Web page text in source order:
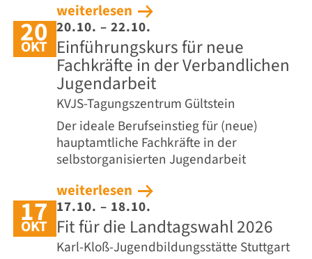
weiterlesen
20
OKT
20.10. – 22.10.
Einführungskurs für neue
Fachkräfte in der Verbandlichen
Jugendarbeit
KVJS-Tagungszentrum Gültstein
Der ideale Berufseinstieg für (neue)
hauptamtliche Fachkräfte in der
selbstorganisierten Jugendarbeit
weiterlesen
17
OKT
17.10. – 18.10.
Fit für die Landtagswahl 2026
Karl-Kloß-Jugendbildungsstätte Stuttgart